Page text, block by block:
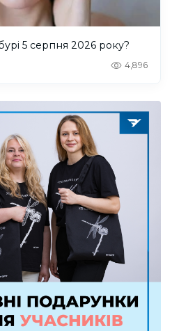
5 серпня 2026 року?
4,896